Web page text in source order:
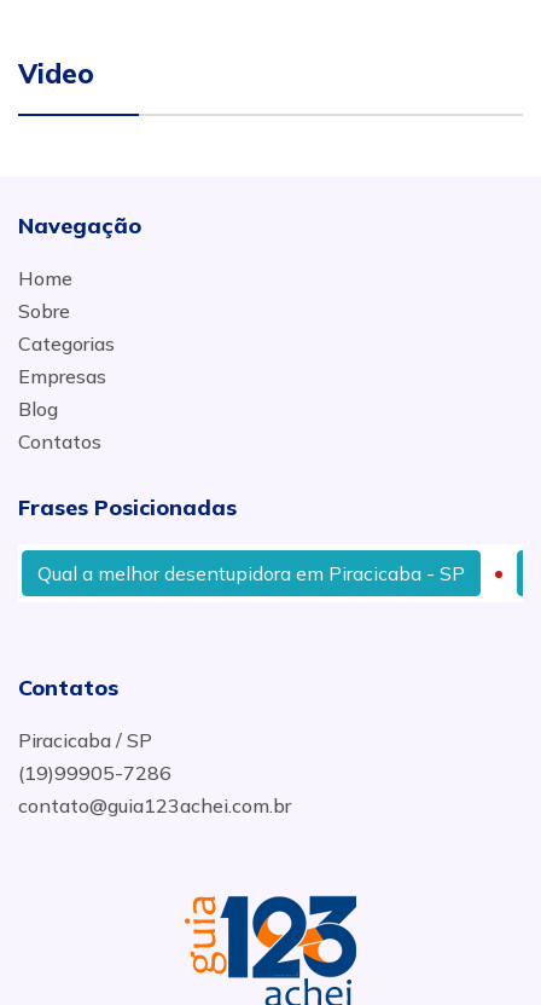
Video
Navegação
Home
Sobre
Categorias
Empresas
Blog
Contatos
Frases Posicionadas
Qual a melhor desentupidora em Piracicaba - SP
Contatos
Piracicaba / SP
(19)99905-7286
contato@guia123achei.com.br